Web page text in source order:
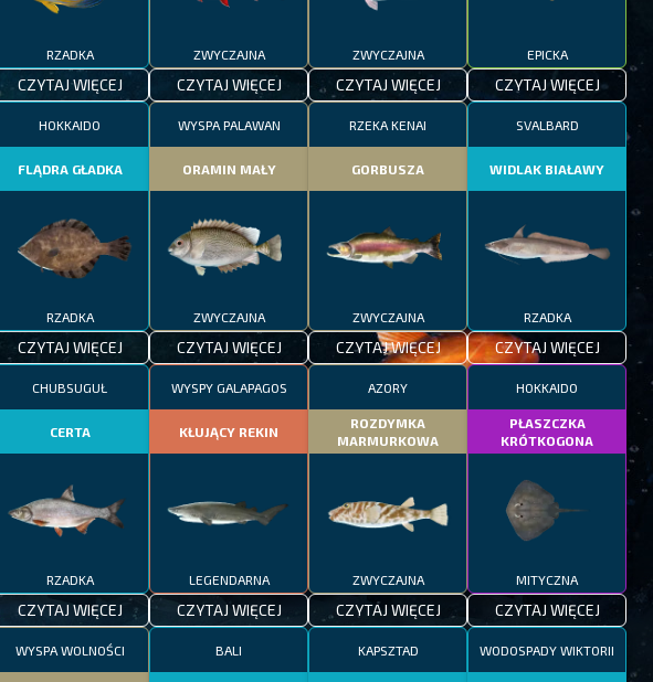
RZADKA
CZYTAJ WIĘCEJ
ZWYCZAJNA
CZYTAJ WIĘCEJ
ZWYCZAJNA
CZYTAJ WIĘCEJ
EPICKA
CZYTAJ WIĘCEJ
HOKKAIDO
FLĄDRA GŁADKA
RZADKA
CZYTAJ WIĘCEJ
WYSPA PALAWAN
ORAMIN MAŁY
ZWYCZAJNA
CZYTAJ WIĘCEJ
RZEKA KENAI
GORBUSZA
ZWYCZAJNA
CZYTAJ WIĘCEJ
SVALBARD
WIDLAK BIAŁAWY
RZADKA
CZYTAJ WIĘCEJ
CHUBSUGUŁ
CERTA
RZADKA
CZYTAJ WIĘCEJ
WYSPY GALAPAGOS
KŁUJĄCY REKIN
LEGENDARNA
CZYTAJ WIĘCEJ
AZORY
ROZDYMKA
MARMURKOWA
ZWYCZAJNA
CZYTAJ WIĘCEJ
HOKKAIDO
PŁASZCZKA
KRÓTKOGONA
MITYCZNA
CZYTAJ WIĘCEJ
WYSPA WOLNOŚCI BALI KAPSZTAD WODOSPADY WIKTORII